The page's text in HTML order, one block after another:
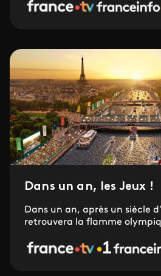
Dans un an, les Jeux !
Dans un an, après un siècle
retrouvera la flamme